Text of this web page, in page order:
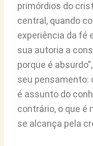
primórdios do
central, quando
experiência da fé
sua autoria a
porque é
seu pensamento:
é assunto do
contrário, o que é
se alcança pela